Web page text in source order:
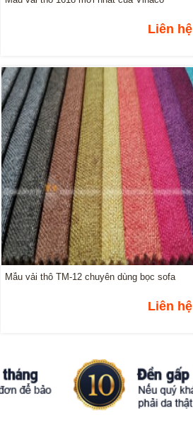
Liên hệ
Mẫu vải thô TM-12 chuyên dùng bọc sofa
Liên hệ